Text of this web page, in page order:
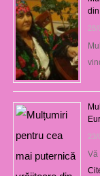
28/
23/
Vă